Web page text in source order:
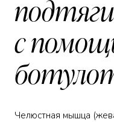
с
Челюстная мышца